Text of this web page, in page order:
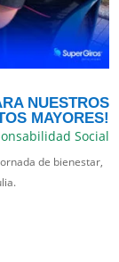
NUESTROS
MAYORES!
Social
de bienestar,